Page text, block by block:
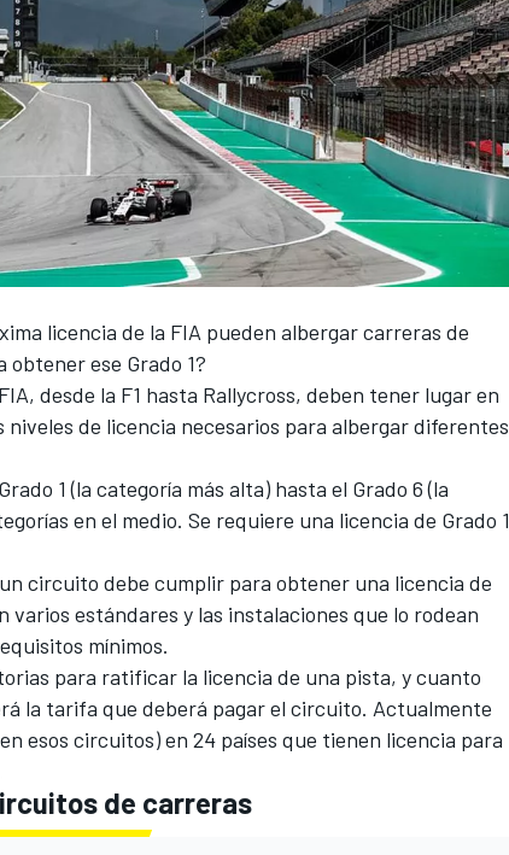
licencia de la FIA pueden albergar carreras de
obtener ese Grado 1?
desde la F1 hasta Rallycross, deben tener lugar en
de licencia necesarios para albergar diferentes
1 (la categoría más alta) hasta el Grado 6 (la
en el medio. Se requiere una licencia de Grado 1
circuito debe cumplir para obtener una licencia de
varios estándares y las instalaciones que lo rodean
mínimos.
para ratificar la licencia de una pista, y cuanto
la tarifa que deberá pagar el circuito. Actualmente
esos circuitos) en 24 países que tienen licencia para
de carreras